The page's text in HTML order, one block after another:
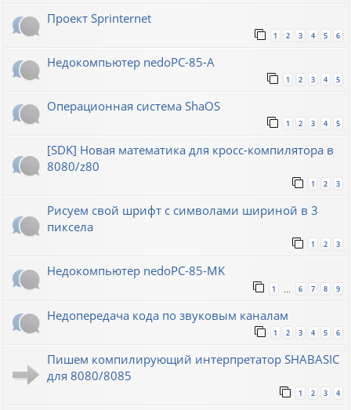
Проект Sprinternet
1 2 3 4 5 6
Недокомпьютер nedoPC-85-A
1 2 3 4 5
Операционная система ShaOS
1 2 3 4 5
[SDK] Новая математика для кросс-компилятора в
8080/z80
1 2 3
Рисуем свой шрифт с символами шириной в 3
пиксела
1 2 3
Недокомпьютер nedoPC-85-MK
1 6 7 8 9
Недопередача кода по звуковым каналам
1 2 3 4 5 6
Пишем компилирующий интерпретатор SHABASIC
для 8080/8085
1 2 3 4